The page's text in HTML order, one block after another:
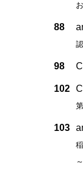
88
98
102
103